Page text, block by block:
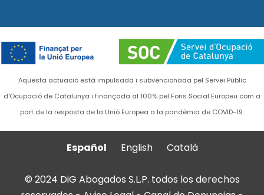
Aquesta actuació està impulsada i subvencionada pel Servei Públic
d'Ocupació de Catalunya i finançada al 100% pel Fons Social Europeu com a
part de la resposta de la Unió Europea a la pandèmia de COVID-19.
Español English Català
© 2024 DiG Abogados S.L.P. todos los derechos